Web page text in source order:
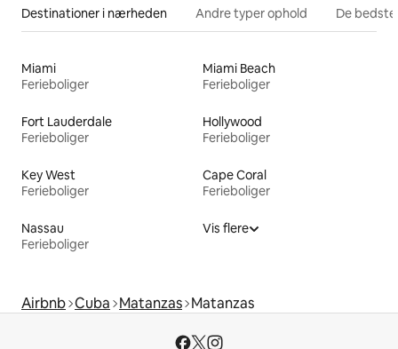
Destinationer i nærheden Andre typer ophold De
Miami
Ferieboliger
Miami Beach
Ferieboliger
Fort Lauderdale
Ferieboliger
Hollywood
Ferieboliger
Key West
Ferieboliger
Cape Coral
Ferieboliger
Nassau
Ferieboliger
Vis flere
Airbnb Cuba Matanzas Matanzas